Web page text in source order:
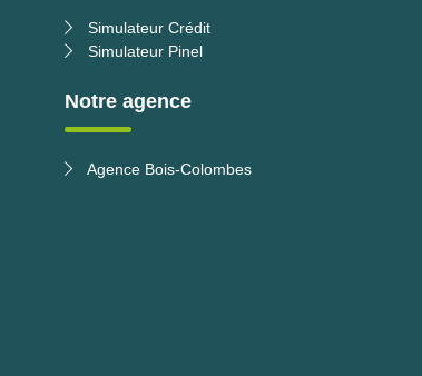
Simulateur Crédit
Simulateur Pinel
Notre agence
Agence Bois-Colombes